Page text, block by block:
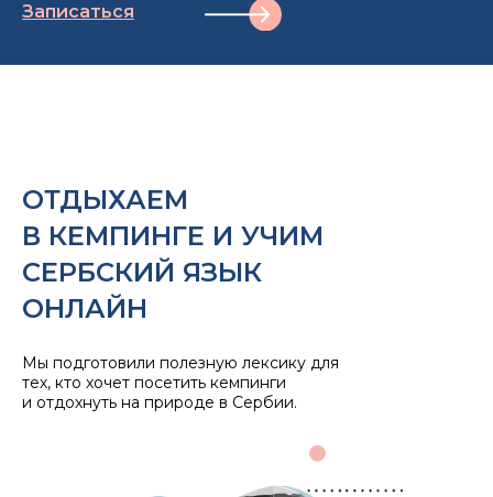
Записаться
ОТДЫХАЕМ
В КЕМПИНГЕ И УЧИМ
СЕРБСКИЙ ЯЗЫК
ОНЛАЙН
Мы подготовили полезную лексику для
тех, кто хочет посетить кемпинги
и отдохнуть на природе в Сербии.